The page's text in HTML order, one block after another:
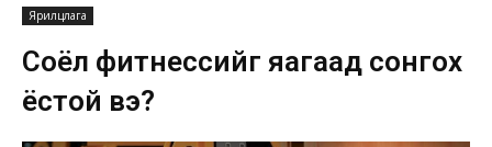
Ярилцлага
Соёл фитнессийг яагаад сонгох
ёстой вэ?